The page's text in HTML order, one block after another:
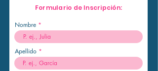
Formulario de Inscripción:
Nombre
Apellido